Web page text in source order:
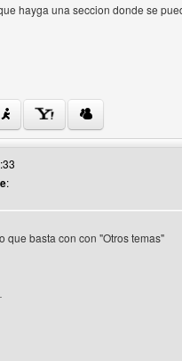
hayga una seccion donde se
del autor: metal-hardcore
:
que basta con con "Otros temas"